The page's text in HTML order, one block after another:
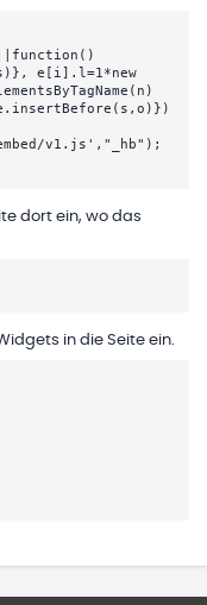
e[i].l=1*new
v1.js',"_hb");
dort ein, wo das
in die Seite ein.